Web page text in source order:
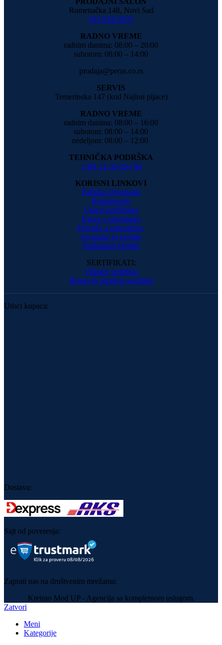
Rumenačka 148, Novi Sad
021/654-6537
RADNO VREME
radnim danima: 08:00 – 20:00
subotom: 08:00 – 14:00
prodaja@peras.co.rs
SERVIS
Temerinska 147 (kod Najlon pijace)
RADNO VREME
radnim danima: 08:00 – 16:00
subotom: 08:00 – 14:00
nedeljom: 08:00 – 12:00
TEHNIČKA PODRŠKA
+381 21 30-26-704
KORISNI LINKOVI
Politika privatnosti
Reklamacije
Uslovi korišćenja
Izjava o odustanku
Potvrda o zaposlenju
Formular za kredite
Kalkulator kredita
SERTIFIKATI:
Villager sertifikat
Briggs & Stratton sertifikat
Utisci kupaca:
Dostava:
Sajt od poverenja:
Zaprati nas na društvenim mrežama:
Kreirao Mod UP - Agencija sa kompletnom uslugom.
Zatvori
Meni
Kategorije